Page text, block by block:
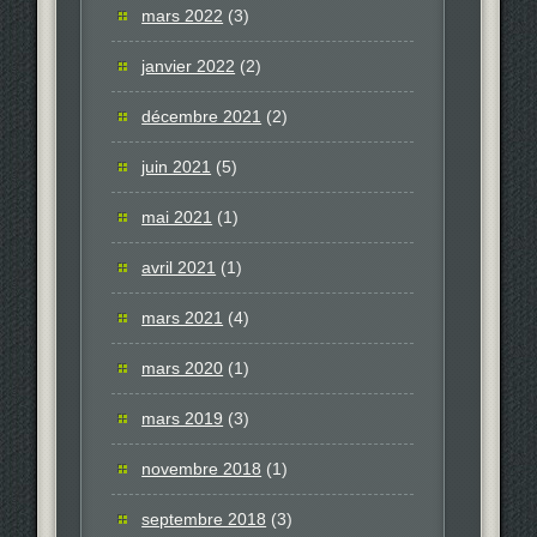
mars 2022 (3)
janvier 2022 (2)
décembre 2021 (2)
juin 2021 (5)
mai 2021 (1)
avril 2021 (1)
mars 2021 (4)
mars 2020 (1)
mars 2019 (3)
novembre 2018 (1)
septembre 2018 (3)